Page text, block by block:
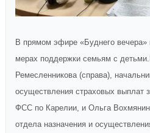
В прямом эфире «Буднего вечера»
мерах поддержки семьям с
Ремесленникова (справа),
осуществления страховых выплат
ФСС по Карелии, и Ольга
отдела назначения и